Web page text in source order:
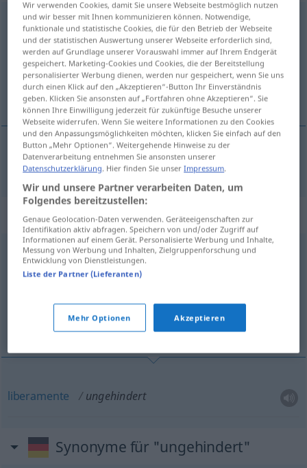
ungehindertadj
Übersicht aller Übersetzungen
(Für mehr Details die Übersetzung anklicken/antippen)
non impedito
nonimpedito ungehindert
„ungehindert“: Adverb
ungehindert adv
Übersicht aller Übersetzungen
liberamente
liberamente ungehindert
Synonyme für "ungehindert"
Wir verwenden Cookies, damit Sie unsere Webseite bestmöglich nutzen
und wir besser mit Ihnen kommunizieren können. Notwendige,
funktionale und statistische Cookies, die für den Betrieb der Webseite
und der statistischen Auswertung unserer Webseite erforderlich sind,
werden auf Grundlage unserer Vorauswahl immer auf Ihrem Endgerät
gespeichert. Marketing-Cookies und Cookies, die der Bereitstellung
personalisierter Werbung dienen, werden nur gespeichert, wenn Sie uns
durch einen Klick auf den „Akzeptieren“-Button Ihr Einverständnis
geben. Klicken Sie ansonsten auf „Fortfahren ohne Akzeptieren“. Sie
können Ihre Einwilligung jederzeit für zukünftige Besuche unserer
Webseite widerrufen. Wenn Sie weitere Informationen zu den Cookies
und den Anpassungsmöglichkeiten möchten, klicken Sie einfach auf den
Button „Mehr Optionen“. Weitergehende Hinweise zu der
Datenverarbeitung entnehmen Sie ansonsten unserer
Datenschutzerklärung . Hier finden Sie unserImpressum
Wir und unsere Partner verarbeiten Daten, um
Folgendes bereitzustellen:
Genaue Geolocation-Daten verwenden. Geräteeigenschaften zur
Identifikation aktiv abfragen. Speichern von und/oder Zugriff auf
Informationen auf einem Gerät. Personalisierte Werbung und Inhalte,
Messung von Werbung und Inhalten, Zielgruppenforschung und
Entwicklung von Dienstleistungen.
Liste der Partner (Lieferanten)
Mehr Optionen Akzeptieren